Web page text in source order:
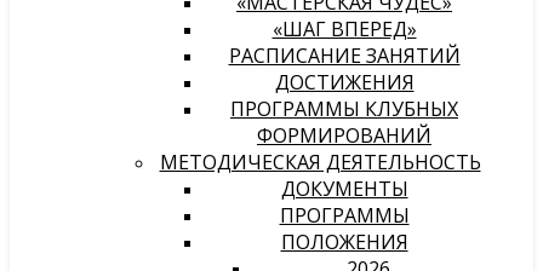
«ШАГ ВПЕРЕД»
РАСПИСАНИЕ ЗАНЯТИЙ
ДОСТИЖЕНИЯ
ПРОГРАММЫ КЛУБНЫХ
ФОРМИРОВАНИЙ
МЕТОДИЧЕСКАЯ ДЕЯТЕЛЬНОСТЬ
ДОКУМЕНТЫ
ПРОГРАММЫ
ПОЛОЖЕНИЯ